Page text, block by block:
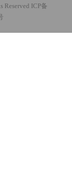
Reserved ICP备